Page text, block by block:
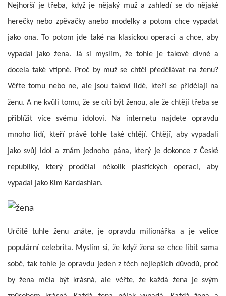
Nejhorší je třeba, když je nějaký muž a zahledí se do nějaké
herečky nebo zpěvačky anebo modelky a potom chce vypadat
jako ona. To potom jde také na klasickou operaci a chce, aby
vypadal jako žena. Já si myslím, že tohle je takové divné a
docela také vtipné. Proč by muž se chtěl předělávat na ženu?
Věřte tomu nebo ne, ale jsou takoví lidé, kteří se přidělají na
ženu. A ne kvůli tomu, že se cítí být ženou, ale že chtějí třeba se
přiblížit více svému idolovi. Na internetu najdete opravdu
mnoho lidí, kteří právě tohle také chtějí. Chtějí, aby vypadali
jako svůj idol a znám jednoho pána, který je dokonce z České
republiky, který prodělal několik plastických operací, aby
vypadal jako Kim Kardashian.
Určitě tuhle ženu znáte, je opravdu milionářka a je velice
populární celebrita. Myslím si, že když žena se chce líbit sama
sobě, tak tohle je opravdu jeden z těch nejlepších důvodů, proč
by žena měla být krásná, ale věřte, že každá žena je svým